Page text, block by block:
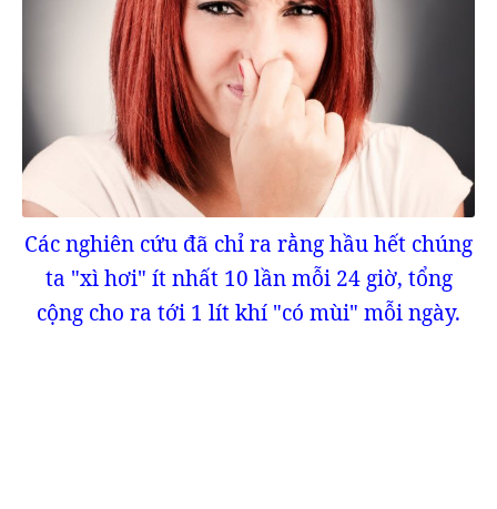
Các nghiên cứu đã chỉ ra rằng hầu hết chúng
ta "xì hơi" ít nhất 10 lần mỗi 24 giờ, tổng
cộng cho ra tới 1 lít khí "có mùi" mỗi ngày.